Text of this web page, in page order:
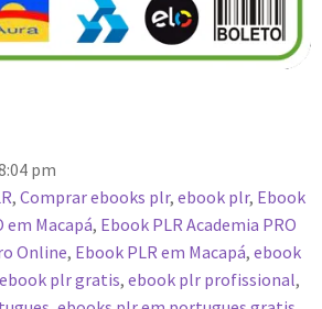
pm
, Comprar ebooks plr, ebook plr, Ebook
em Macapá, Ebook PLR Academia PRO
Online, Ebook PLR em Macapá, ebook
ebook plr gratis, ebook plr profissional,